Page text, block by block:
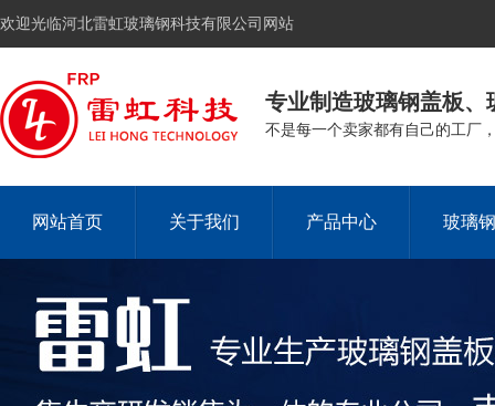
欢迎光临河北雷虹玻璃钢科技有限公司网站
专业制造玻璃钢盖板
不是每一个卖家都有自己的工厂
网站首页 关于我们 产品中心 玻璃